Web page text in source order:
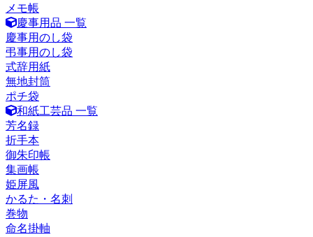
メモ帳
慶事用品 一覧
慶事用のし袋
弔事用のし袋
式辞用紙
無地封筒
ポチ袋
和紙工芸品 一覧
芳名録
折手本
御朱印帳
集画帳
姫屏風
かるた・名刺
巻物
命名掛軸